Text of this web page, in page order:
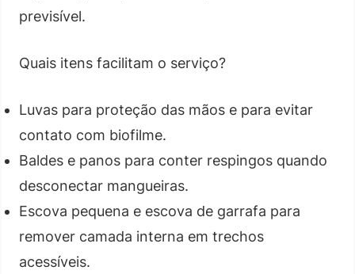
previsível.
Quais itens facilitam o serviço?
Luvas para proteção das mãos e para evitar
contato com biofilme.
Baldes e panos para conter respingos quando
desconectar mangueiras.
Escova pequena e escova de garrafa para
remover camada interna em trechos
acessíveis.